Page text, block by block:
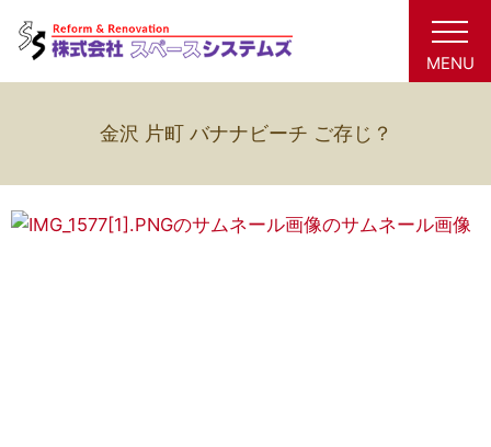
MENU
金沢 片町 バナナビーチ ご存じ？